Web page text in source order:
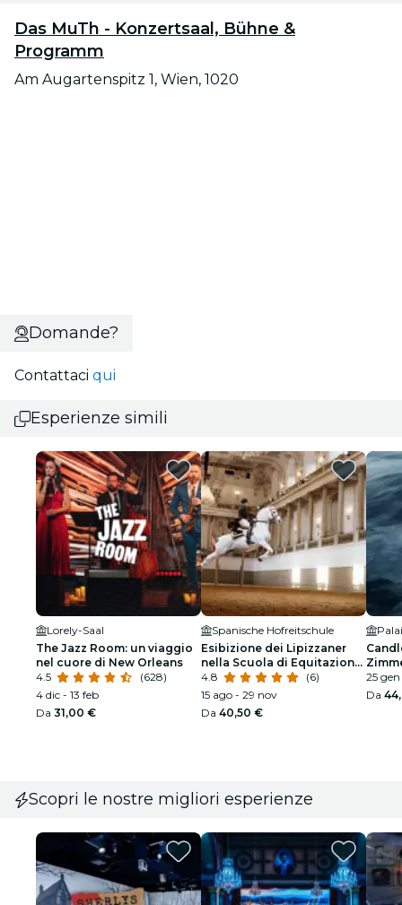
Das MuTh - Konzertsaal, Bühne &
Programm
Am Augartenspitz 1, Wien, 1020
Domande?
Contattaci qui
Esperienze simili
Lorely-Saal
The Jazz Room: un viaggio
nel cuore di New Orleans
4.5
(628)
4 dic - 13 feb
Da 31,00 €
Spanische Hofreitschule
Esibizione dei Lipizzaner
nella Scuola di Equitazione
Spagnola
4.8
(6)
15 ago - 29 nov
Da 40,50 €
25 gen
Da
Scopri le nostre migliori esperienze